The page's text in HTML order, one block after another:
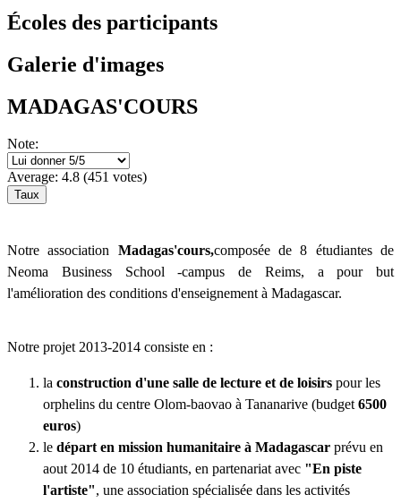
Écoles des participants
Galerie d'images
MADAGAS'COURS
Note:
Average: 4.8 (451 votes)
Notre association Madagas'cours,composée de 8 étudiantes de
Neoma Business School -campus de Reims, a pour but
l'amélioration des conditions d'enseignement à Madagascar.
Notre projet 2013-2014 consiste en :
la construction d'une salle de lecture et de loisirs pour les
orphelins du centre Olom-baovao à Tananarive (budget6500
euros)
le départ en mission humanitaire à Madagascar prévu en
aout 2014 de 10 étudiants, en partenariat avec "En piste
l'artiste", une association spécialisée dans les activités